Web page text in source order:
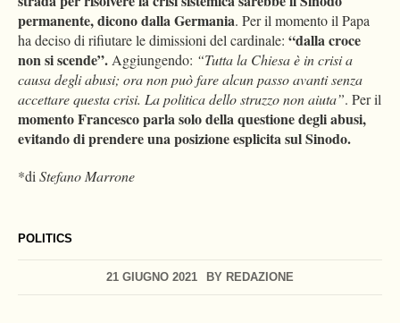
POLITICS
21 GIUGNO 2021 BY REDAZIONE
permanente, dicono dalla Germania. Per il momento il Papa
ha deciso di rifiutare le dimissioni del cardinale: “dalla croce
non si scende”.Aggiungendo: “Tutta la Chiesa è in crisi a
causa degli abusi; ora non può fare alcun passo avanti senza
accettare questa crisi. La politica dello struzzo non aiuta”. Per il
momento Francesco parla solo della questione degli abusi,
evitando di prendere una posizione esplicita sul Sinodo.
*diStefano Marrone